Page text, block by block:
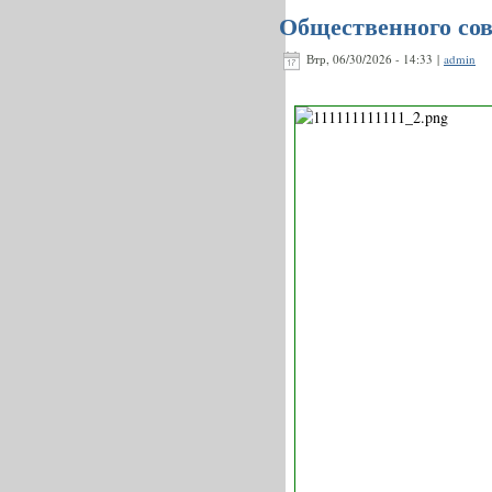
Общественного
Втр, 06/30/2026 - 14:33 | admin